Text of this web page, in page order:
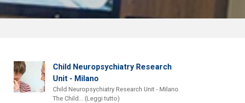
Child Neuropsychiatry Research
Unit - Milano
Child Neuropsychiatry Research Unit - Milano
The Child... (Leggi tutto)